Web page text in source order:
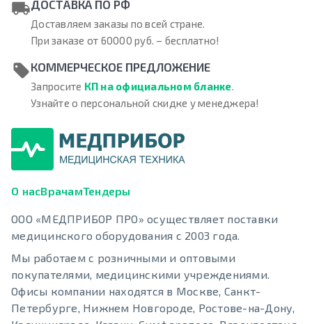
ДОСТАВКА ПО РФ
Доставляем заказы по всей стране.
При заказе от 60000 руб. – бесплатно!
КОММЕРЧЕСКОЕ ПРЕДЛОЖЕНИЕ
Запросите КП на официальном бланке.
Узнайте о персональной скидке у менеджера!
О насВрачамТендеры
ООО «МЕДПРИБОР ПРО» осуществляет поставки
медицинского оборудования с 2003 года.
Мы работаем с розничными и оптовыми
покупателями, медицинскими учреждениями.
Офисы компании находятся в Москве, Санкт-
Петербурге, Нижнем Новгороде, Ростове-на-Дону,